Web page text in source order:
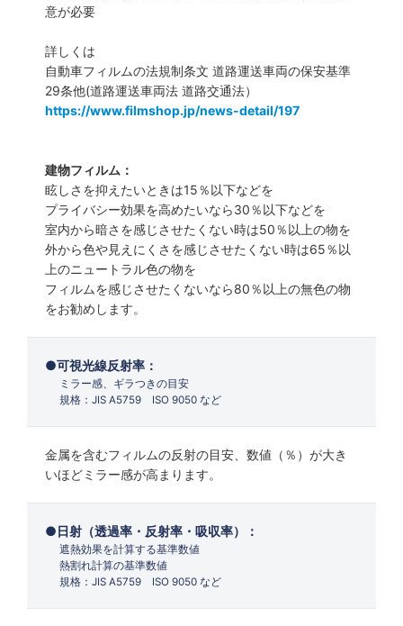
意が必要
詳しくは
自動車フィルムの法規制条文 道路運送車両の保安基準
29条他(道路運送車両法 道路交通法）
https://www.filmshop.jp/news-detail/197
建物フィルム：
眩しさを抑えたいときは15％以下などを
プライバシー効果を高めたいなら30％以下などを
室内から暗さを感じさせたくない時は50％以上の物を
外から色や見えにくさを感じさせたくない時は65％以
上のニュートラル色の物を
フィルムを感じさせたくないなら80％以上の無色の物
をお勧めします。
可視光線反射率：
ミラー感、ギラつきの目安
規格：JIS A5759 ISO 9050 など
金属を含むフィルムの反射の目安、数値（％）が大き
いほどミラー感が高まります。
日射（透過率・反射率・吸収率）：
遮熱効果を計算する基準数値
熱割れ計算の基準数値
規格：JIS A5759 ISO 9050 など